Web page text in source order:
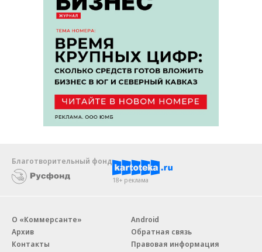
Благотворительный фонд
18+ реклама
О «Коммерсанте»
Архив
Контакты
Android
Обратная связь
Правовая информация